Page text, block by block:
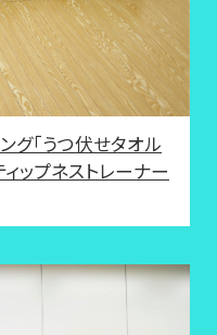
グ「うつ伏せタオル
ップネストレーナー